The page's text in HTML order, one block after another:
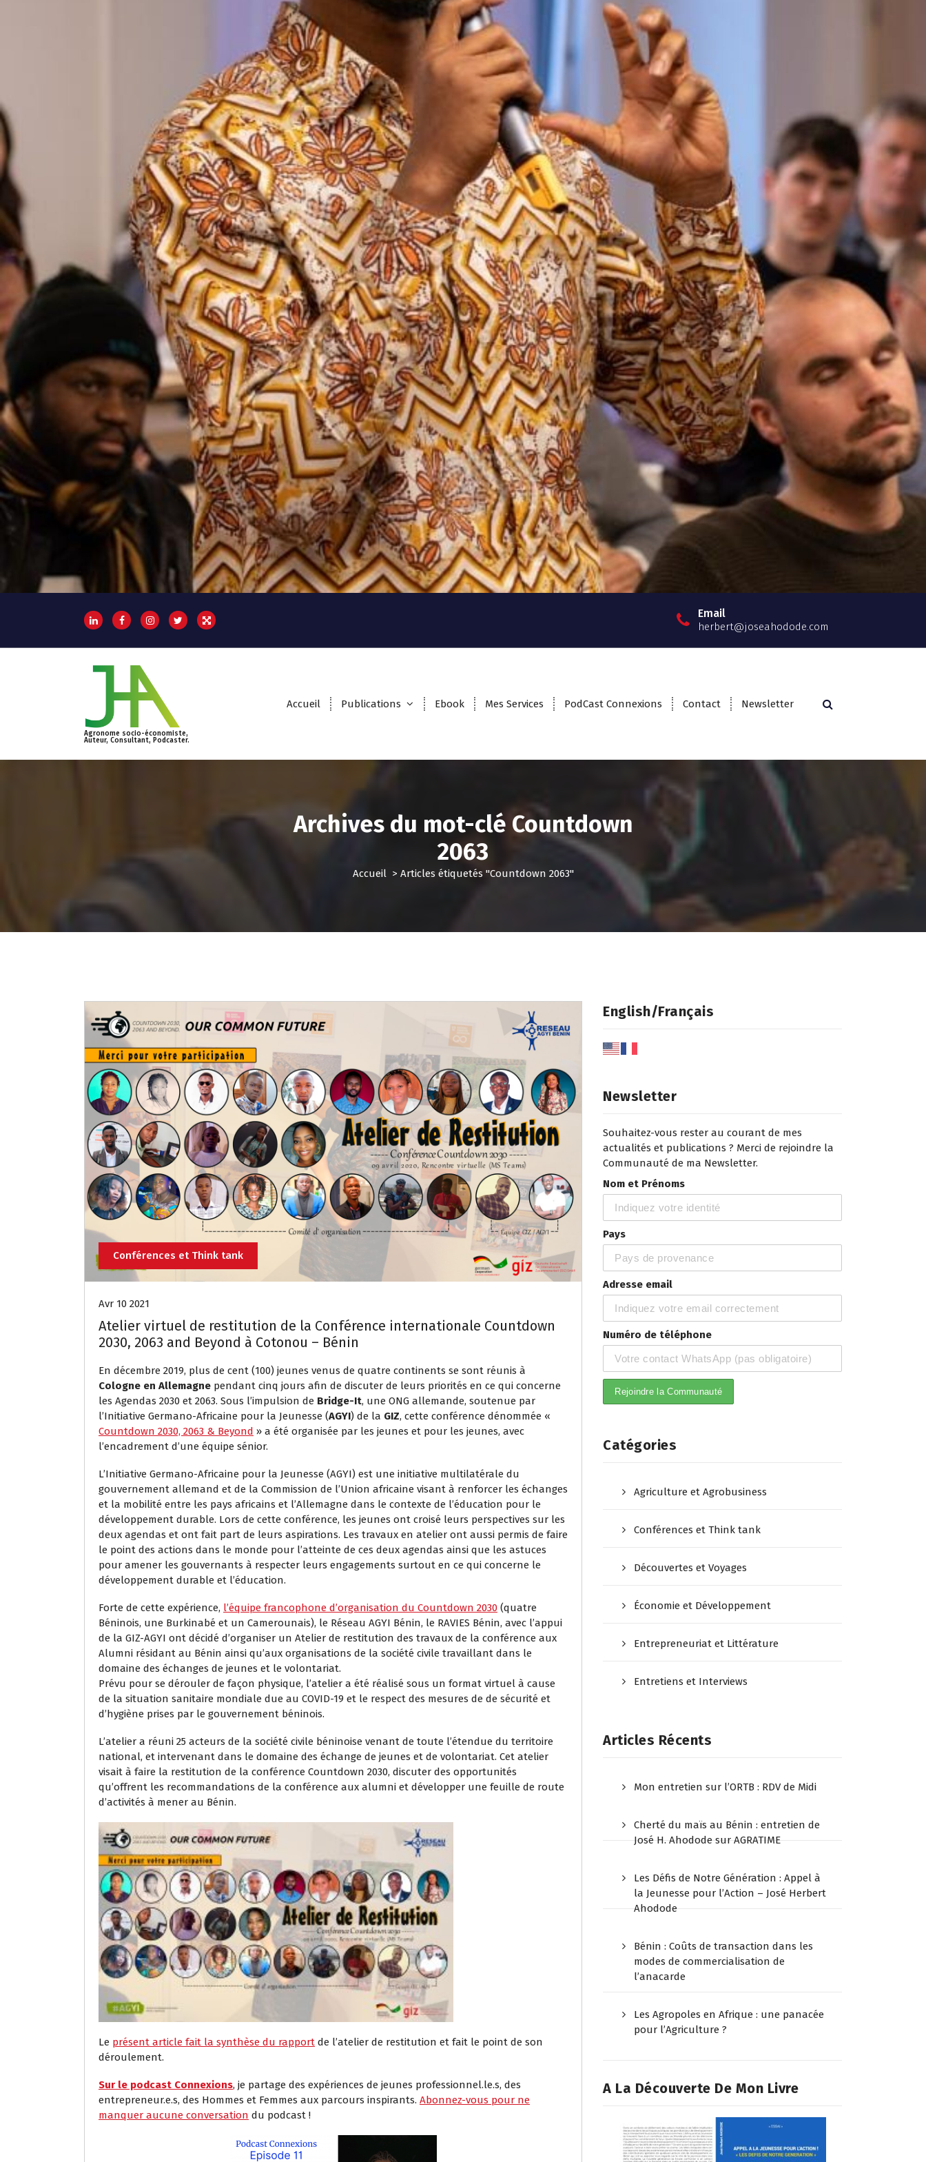
Email
herbert@joseahodode.com
Agronome socio-économiste,
Auteur, Consultant, Podcaster.
Accueil Publications Ebook Mes Services PodCast Connexions Contact Newsletter
Archives du mot-clé Countdown
2063
Accueil> Articles étiquetés "Countdown 2063"
Conférences et Think tank
Avr 10 2021
Atelier virtuel de restitution de la Conférence internationale Countdown
2030, 2063 and Beyond à Cotonou – Bénin
En décembre 2019, plus de cent (100) jeunes venus de quatre continents se sont réunis à
Cologne en Allemagne pendant cinq jours afin de discuter de leurs priorités en ce qui concerne
les Agendas 2030 et 2063. Sous l’impulsion de Bridge-It, une ONG allemande, soutenue par
l’Initiative Germano-Africaine pour la Jeunesse (AGYI) de la GIZ, cette conférence dénommée «
Countdown 2030, 2063 & Beyond » a été organisée par les jeunes et pour les jeunes, avec
l’encadrement d’une équipe sénior.
L’Initiative Germano-Africaine pour la Jeunesse (AGYI) est une initiative multilatérale du
gouvernement allemand et de la Commission de l’Union africaine visant à renforcer les échanges
et la mobilité entre les pays africains et l’Allemagne dans le contexte de l’éducation pour le
développement durable. Lors de cette conférence, les jeunes ont croisé leurs perspectives sur les
deux agendas et ont fait part de leurs aspirations. Les travaux en atelier ont aussi permis de faire
le point des actions dans le monde pour l’atteinte de ces deux agendas ainsi que les astuces
pour amener les gouvernants à respecter leurs engagements surtout en ce qui concerne le
développement durable et l’éducation.
Forte de cette expérience, l’équipe francophone d’organisation du Countdown 2030 (quatre
Béninois, une Burkinabé et un Camerounais), le Réseau AGYI Bénin, le RAVIES Bénin, avec l’appui
de la GIZ-AGYI ont décidé d’organiser un Atelier de restitution des travaux de la conférence aux
Alumni résidant au Bénin ainsi qu’aux organisations de la société civile travaillant dans le
domaine des échanges de jeunes et le volontariat.
Prévu pour se dérouler de façon physique, l’atelier a été réalisé sous un format virtuel à cause
de la situation sanitaire mondiale due au COVID-19 et le respect des mesures de de sécurité et
d’hygiène prises par le gouvernement béninois.
L’atelier a réuni 25 acteurs de la société civile béninoise venant de toute l’étendue du territoire
national, et intervenant dans le domaine des échange de jeunes et de volontariat. Cet atelier
visait à faire la restitution de la conférence Countdown 2030, discuter des opportunités
qu’offrent les recommandations de la conférence aux alumni et développer une feuille de route
d’activités à mener au Bénin.
Le présent article fait la synthèse du rapport de l’atelier de restitution et fait le point de son
déroulement.
Sur le podcast Connexions, je partage des expériences de jeunes professionnel.le.s, des
entrepreneur.e.s, des Hommes et Femmes aux parcours inspirants. Abonnez-vous pour ne
manquer aucune conversation du podcast !
English/Français
Newsletter
Souhaitez-vous rester au courant de mes
actualités et publications ? Merci de rejoindre la
Communauté de ma Newsletter.
Nom et Prénoms
Pays
Adresse email
Numéro de téléphone
Catégories
Agriculture et Agrobusiness
Conférences et Think tank
Découvertes et Voyages
Économie et Développement
Entrepreneuriat et Littérature
Entretiens et Interviews
Articles Récents
Mon entretien sur l’ORTB : RDV de Midi
Cherté du maïs au Bénin : entretien de
José H. Ahodode sur AGRATIME
Les Défis de Notre Génération : Appel à
la Jeunesse pour l’Action – José Herbert
Ahodode
Bénin : Coûts de transaction dans les
modes de commercialisation de
l’anacarde
Les Agropoles en Afrique : une panacée
pour l’Agriculture ?
A La Découverte De Mon Livre